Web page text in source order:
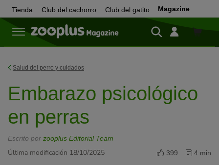
Tienda Club del cachorro Club del gatito Magazine
Tienda
Salud del perro y cuidados
Embarazo psicológico
en perras
Escrito por zooplus Editorial Team
Última modificación 18/10/2025 399 4 min